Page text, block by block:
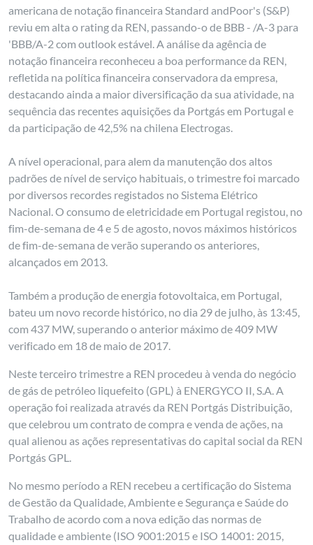
americana de notação financeira Standard andPoor's (S&P)
reviu em alta o rating da REN, passando-o de BBB - /A-3 para
'BBB/A-2 com outlook estável. A análise da agência de
notação financeira reconheceu a boa performance da REN,
refletida na política financeira conservadora da empresa,
destacando ainda a maior diversificação da sua atividade, na
sequência das recentes aquisições da Portgás em Portugal e
da participação de 42,5% na chilena Electrogas.
A nível operacional, para alem da manutenção dos altos
padrões de nível de serviço habituais, o trimestre foi marcado
por diversos recordes registados no Sistema Elétrico
Nacional. O consumo de eletricidade em Portugal registou, no
fim-de-semana de 4 e 5 de agosto, novos máximos históricos
de fim-de-semana de verão superando os anteriores,
alcançados em 2013.
Também a produção de energia fotovoltaica, em Portugal,
bateu um novo recorde histórico, no dia 29 de julho, às 13:45,
com 437 MW, superando o anterior máximo de 409 MW
verificado em 18 de maio de 2017.
Neste terceiro trimestre a REN procedeu à venda do negócio
de gás de petróleo liquefeito (GPL) à ENERGYCO II, S.A. A
operação foi realizada através da REN Portgás Distribuição,
que celebrou um contrato de compra e venda de ações, na
qual alienou as ações representativas do capital social da REN
Portgás GPL.
No mesmo período a REN recebeu a certificação do Sistema
de Gestão da Qualidade, Ambiente e Segurança e Saúde do
Trabalho de acordo com a nova edição das normas de
qualidade e ambiente (ISO 9001:2015 e ISO 14001: 2015,